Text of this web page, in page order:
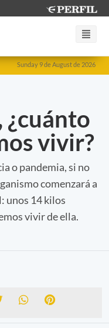
Sunday 9 de August de 2026
¿cuánto
vivir?
o pandemia, si no
comenzará a
unos 14 kilos
vivir de ella.